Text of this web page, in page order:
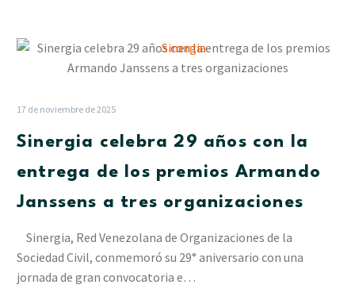
protegerte
Sinergia
celebra
la
entrega
los
Armando
Janssens
a
17 de noviembre de 2025
Sinergia celebra 29 años con la
entrega de los premios Armando
Janssens a tres organizaciones
Sinergia, Red Venezolana de Organizaciones de la
Sociedad Civil, conmemoró su 29° aniversario con una
jornada de gran convocatoria e…